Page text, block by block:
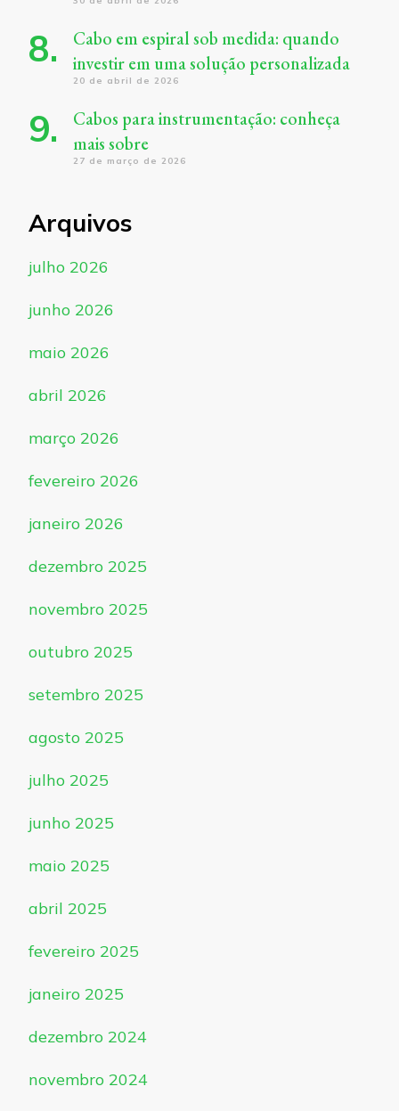
Cabo em espiral sob medida: quando
investir em uma solução personalizada
20 de abril de 2026
Cabos para instrumentação: conheça
mais sobre
27 de março de 2026
Arquivos
julho 2026
junho 2026
maio 2026
abril 2026
março 2026
fevereiro 2026
janeiro 2026
dezembro 2025
novembro 2025
outubro 2025
setembro 2025
agosto 2025
julho 2025
junho 2025
maio 2025
abril 2025
fevereiro 2025
janeiro 2025
dezembro 2024
novembro 2024